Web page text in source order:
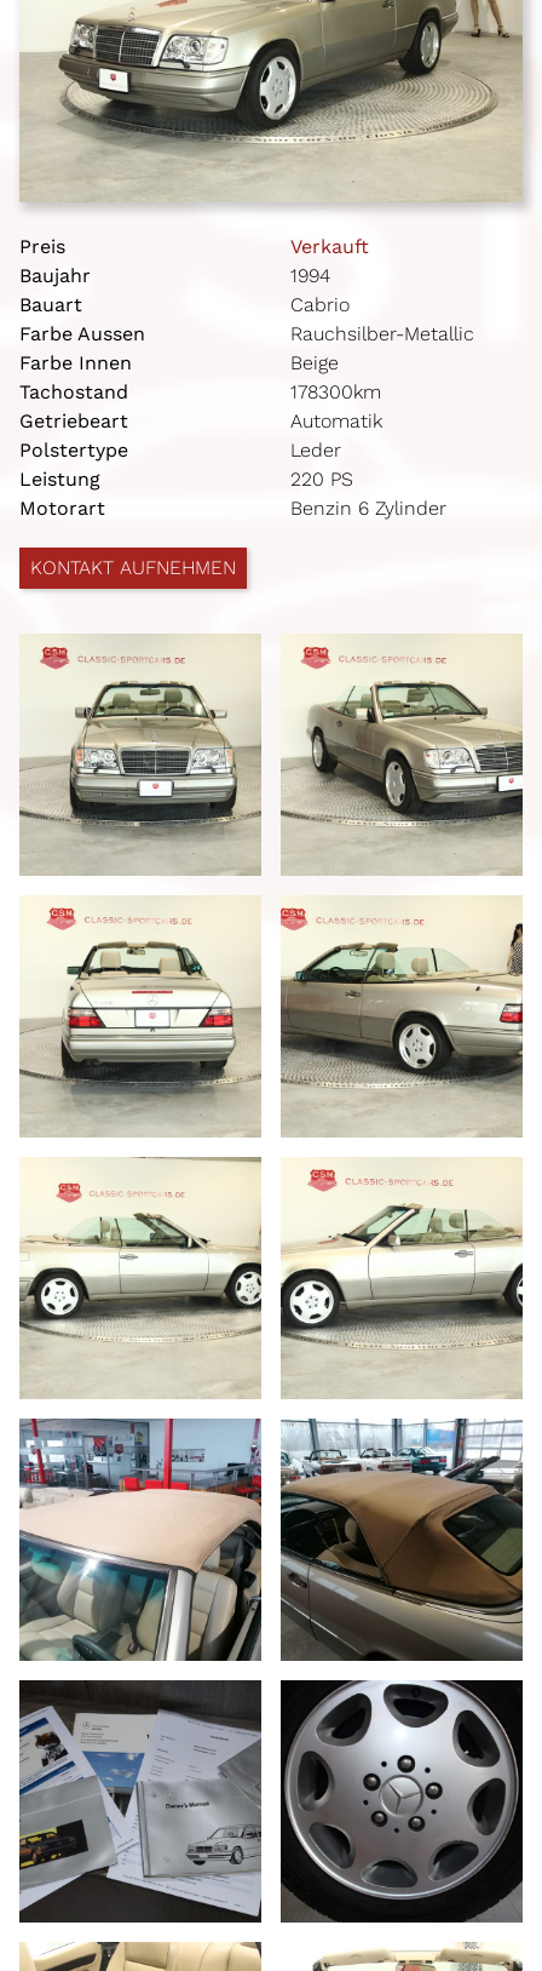
Preis
Baujahr
Bauart
Farbe Aussen
Farbe Innen
Tachostand
Getriebeart
Polstertype
Leistung
Motorart
Verkauft
1994
Cabrio
Rauchsilber-Metallic
Beige
178300km
Automatik
Leder
220 PS
Benzin 6 Zylinder
KONTAKT AUFNEHMEN